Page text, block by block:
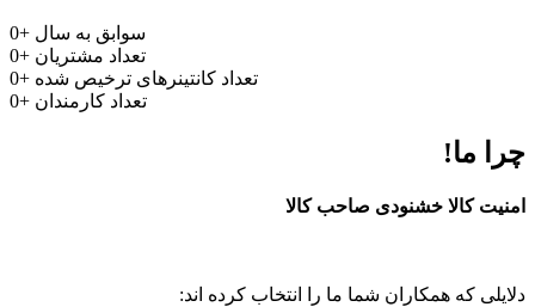
0+ سوابق به سال
0+ تعداد مشتریان
0+ تعداد کانتینرهای ترخیص شده
0+ تعداد کارمندان
چرا ما!
امنیت کالا خشنودی صاحب کالا
دلایلی که همکاران شما ما را انتخاب کرده اند: